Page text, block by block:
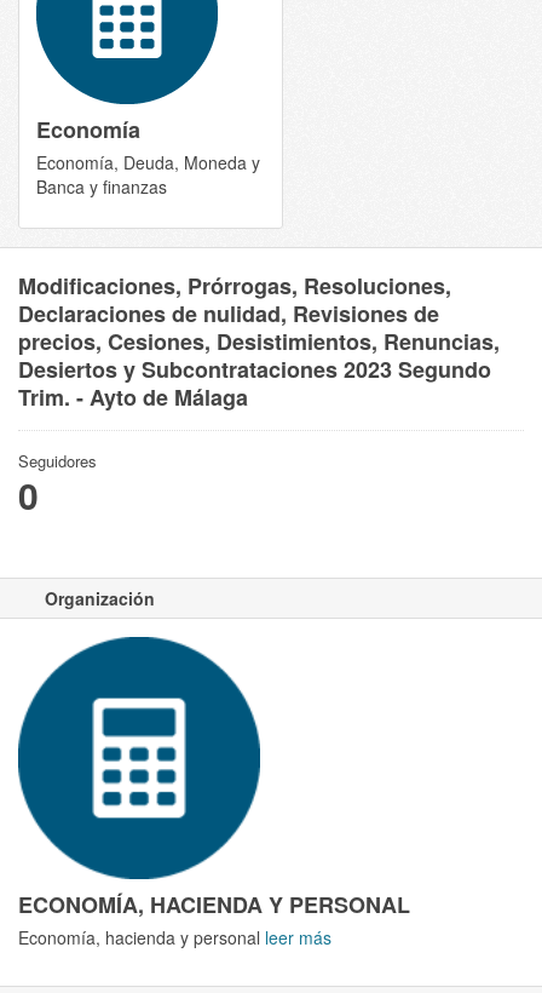
Economía
Economía, Deuda, Moneda y
Banca y finanzas
Modificaciones, Prórrogas, Resoluciones,
Declaraciones de nulidad, Revisiones de
precios, Cesiones, Desistimientos, Renuncias,
Desiertos y Subcontrataciones 2023 Segundo
Trim. - Ayto de Málaga
Seguidores
0
Organización
ECONOMÍA, HACIENDA Y PERSONAL
Economía, hacienda y personal leer más